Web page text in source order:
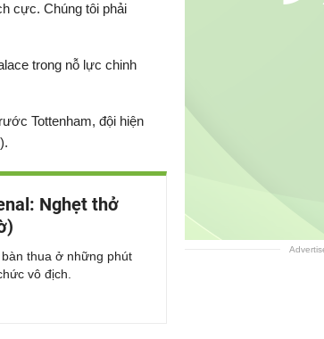
cực. Chúng tôi phải
trong nỗ lực chinh
Tottenham, đội hiện
Nghẹt thở
thua ở những phút
vô địch.